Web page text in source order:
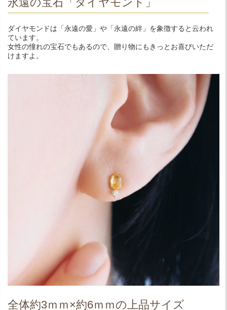
ダイヤモンドは「永遠の愛」や「永遠の絆」を象徴すると云われ
ています。
女性の憧れの宝石でもあるので、贈り物にもきっとお喜びいただ
けますよ。
全体約3ｍｍ×約6ｍｍの上品サイズ